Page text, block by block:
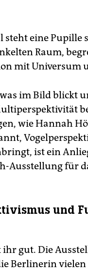
steht eine Pupille
Raum,
mit Universum
im Bild blickt
wie Hannah
ist ein
Ausstellung für
und
ihr gut. Die
Berlinerin vielen